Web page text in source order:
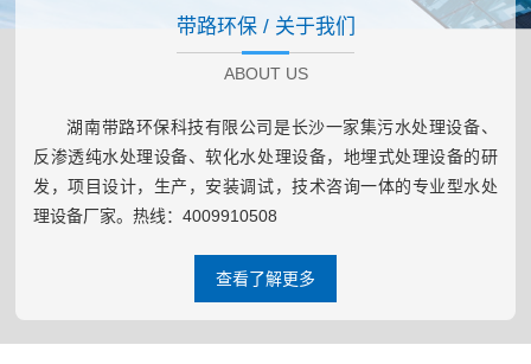
带路环保 / 关于我们
ABOUT US
湖南带路环保科技有限公司是长沙一家集污水处理设备、
反渗透纯水处理设备、软化水处理设备，地埋式处理设备的研
发，项目设计，生产，安装调试，技术咨询一体的专业型水处
理设备厂家。热线：4009910508
查看了解更多